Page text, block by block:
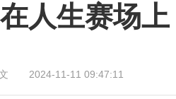
人生赛场
2024-11-11 09:47:11